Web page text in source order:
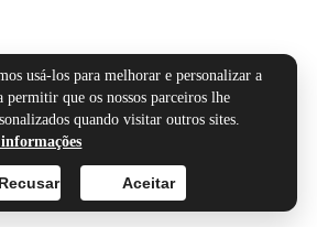
usá-los para melhorar e personalizar a
permitir que os nossos parceiros lhe
quando visitar outros sites.
Aceitar
Recusar